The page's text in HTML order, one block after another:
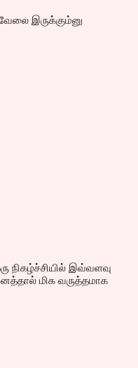
இருக்கும்னு
நிகழ்ச்சியில் இவ்வளவு
மிக வருத்தமாக